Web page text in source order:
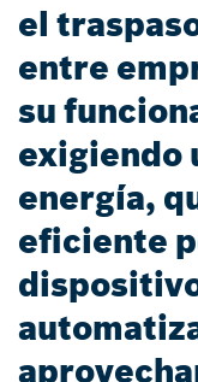
el
entre
su
exigiendo
energía,
eficiente